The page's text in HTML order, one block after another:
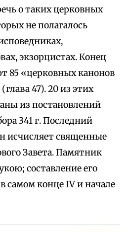
о таких церковных
не полагалось
экзорцистах. Конец
85 «церковных канонов
47). 20 из этих
из постановлений
341 г. Последний
исчисляет священные
Завета. Памятник
составление его
самом конце IV и начале